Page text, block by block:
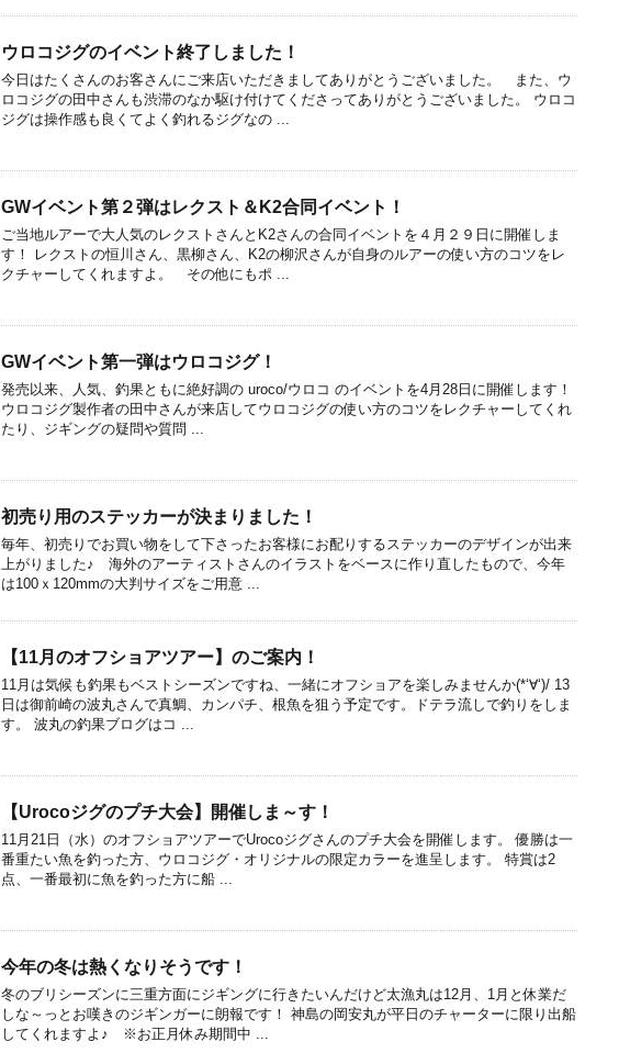
ウロコジグのイベント終了しました！
今日はたくさんのお客さんにご来店いただきましてありがとうございました。 また、ウ
ロコジグの田中さんも渋滞のなか駆け付けてくださってありがとうございました。 ウロコ
ジグは操作感も良くてよく釣れるジグなの ...
GWイベント第２弾はレクスト＆K2合同イベント！
ご当地ルアーで大人気のレクストさんとK2さんの合同イベントを４月２９日に開催しま
す！ レクストの恒川さん、黒柳さん、K2の柳沢さんが自身のルアーの使い方のコツをレ
クチャーしてくれますよ。 その他にもポ ...
GWイベント第一弾はウロコジグ！
発売以来、人気、釣果ともに絶好調の uroco/ウロコ のイベントを4月28日に開催します！
ウロコジグ製作者の田中さんが来店してウロコジグの使い方のコツをレクチャーしてくれ
たり、ジギングの疑問や質問 ...
初売り用のステッカーが決まりました！
毎年、初売りでお買い物をして下さったお客様にお配りするステッカーのデザインが出来
上がりました♪ 海外のアーティストさんのイラストをベースに作り直したもので、今年
は100ｘ120mmの大判サイズをご用意 ...
【11月のオフショアツアー】のご案内！
11月は気候も釣果もベストシーズンですね、一緒にオフショアを楽しみませんか(*‘∀‘)/ 13
日は御前崎の波丸さんで真鯛、カンパチ、根魚を狙う予定です。ドテラ流しで釣りをしま
す。 波丸の釣果ブログはコ ...
【Urocoジグのプチ大会】開催しま～す！
11月21日（水）のオフショアツアーでUrocoジグさんのプチ大会を開催します。 優勝は一
番重たい魚を釣った方、ウロコジグ・オリジナルの限定カラーを進呈します。 特賞は2
点、一番最初に魚を釣った方に船 ...
今年の冬は熱くなりそうです！
冬のブリシーズンに三重方面にジギングに行きたいんだけど太漁丸は12月、1月と休業だ
しな～っとお嘆きのジギンガーに朗報です！ 神島の岡安丸が平日のチャーターに限り出船
してくれますよ♪ ※お正月休み期間中 ...